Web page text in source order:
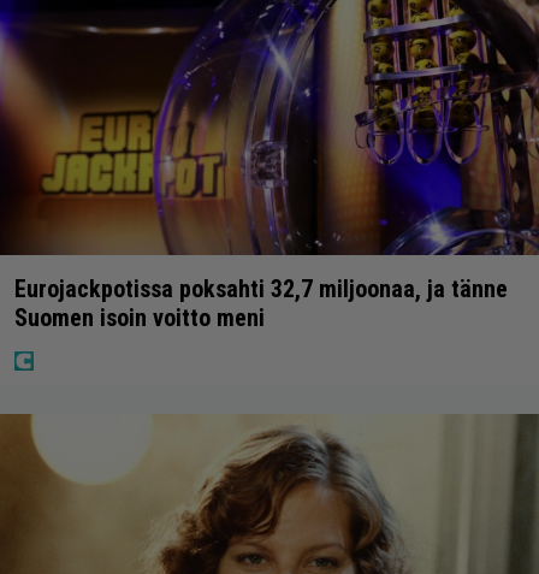
Eurojackpotissa poksahti 32,7 miljoonaa, ja tänne
Suomen isoin voitto meni